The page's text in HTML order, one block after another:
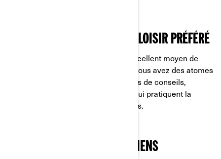
EN SAVOIR PLUS SUR VOTRE LOISIR PRÉFÉRÉ
sont un excellent moyen de
rencontrer des personnes avec qui vous avez des atomes
crochus. Vous bénéficierez de tonnes de conseils,
d’astuces et d’idées de passionnés qui pratiquent la
conduite sur route depuis des années.
ÉTABLISSEZ DE NOUVEAUX LIENS